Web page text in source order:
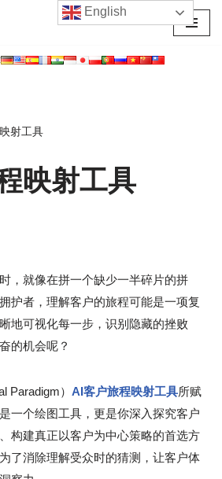
射工具
映射工具
，就像在拼一个缺少一半碎片的拼
护者，理解客户的旅程可能是一项复
地可视化每一步，识别隐藏的挫败
的机会呢？
Paradigm） AI客户旅程映射工具所赋
一个绘图工具，更是你深入探究客户
构建真正以客户为中心策略的首选方
了消除理解受众时的猜测，让客户体
English